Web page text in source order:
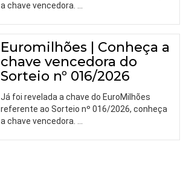
a chave vencedora.
Euromilhões | Conheça a
chave vencedora do
Sorteio nº 016/2026
Já foi revelada a chave do EuroMilhões
referente ao Sorteio nº 016/2026, conheça
a chave vencedora.